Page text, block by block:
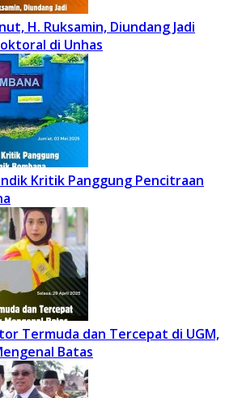
H. Ruksamin, Diundang Jadi
di Unhas
Kritik Panggung Pencitraan
Termuda dan Tercepat di UGM,
Batas